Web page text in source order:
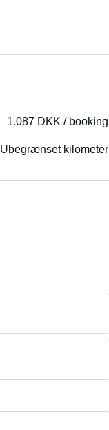
1.087 DKK / booking
Ubegrænset kilometer